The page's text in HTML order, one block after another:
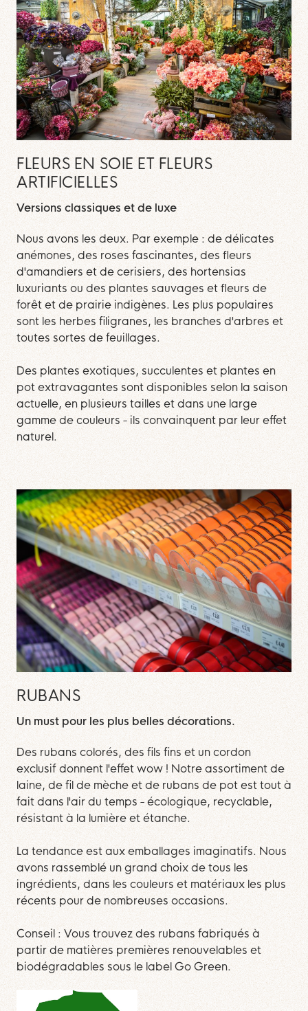
FLEURS EN SOIE ET FLEURS
ARTIFICIELLES
Versions classiques et de luxe
Nous avons les deux. Par exemple : de délicates
anémones, des roses fascinantes, des fleurs
d'amandiers et de cerisiers, des hortensias
luxuriants ou des plantes sauvages et fleurs de
forêt et de prairie indigènes. Les plus populaires
sont les herbes filigranes, les branches d'arbres et
toutes sortes de feuillages.
Des plantes exotiques, succulentes et plantes en
pot extravagantes sont disponibles selon la saison
actuelle, en plusieurs tailles et dans une large
gamme de couleurs - ils convainquent par leur effet
naturel.
RUBANS
Un must pour les plus belles décorations.
Des rubans colorés, des fils fins et un cordon
exclusif donnent l'effet wow ! Notre assortiment de
laine, de fil de mèche et de rubans de pot est tout à
fait dans l'air du temps - écologique, recyclable,
résistant à la lumière et étanche.
La tendance est aux emballages imaginatifs. Nous
avons rassemblé un grand choix de tous les
ingrédients, dans les couleurs et matériaux les plus
récents pour de nombreuses occasions.
Conseil : Vous trouvez des rubans fabriqués à
partir de matières premières renouvelables et
biodégradables sous le label Go Green.